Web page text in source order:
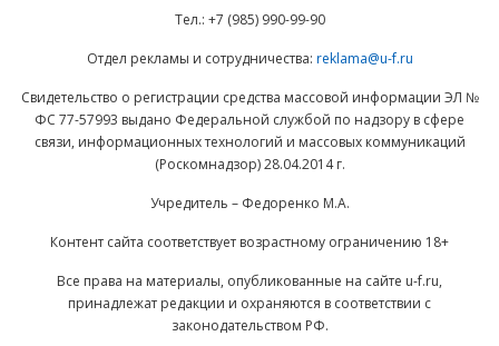
Тел.: +7 (985) 990-99-90
Отдел рекламы и сотрудничества: reklama@u-f.ru
Свидетельство о регистрации средства массовой информации ЭЛ №
ФС 77-57993 выдано Федеральной службой по надзору в сфере
связи, информационных технологий и массовых коммуникаций
(Роскомнадзор) 28.04.2014 г.
Учредитель – Федоренко М.А.
Контент сайта соответствует возрастному ограничению 18+
Все права на материалы, опубликованные на сайте u-f.ru,
принадлежат редакции и охраняются в соответствии с
законодательством РФ.